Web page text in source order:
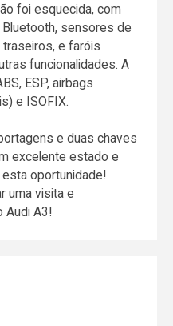
foi esquecida, com
sensores de
e faróis
funcionalidades. A
ESP, airbags
e ISOFIX.
e duas chaves
excelente estado e
oportunidade!
uma visita e
Audi A3!